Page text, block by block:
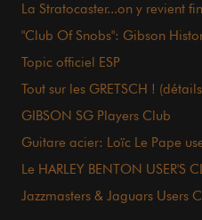
La Stratocaster...on y revient
"Club Of Snobs": Gibson
Topic officiel ESP
Tout sur les GRETSCH !
GIBSON SG Players Club
Guitare acier: Loïc Le Pape
Le HARLEY BENTON USER'S
Jazzmasters & Jaguars Users